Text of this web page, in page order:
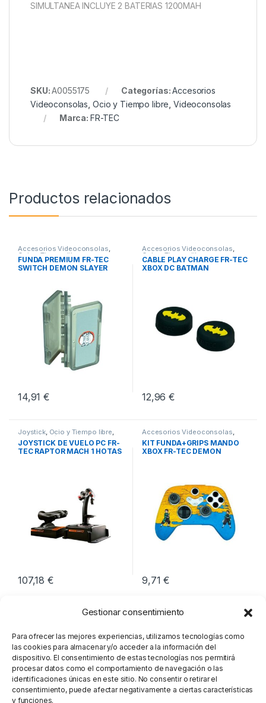
Gestionar consentimiento
Para ofrecer las mejores experiencias, utilizamos tecnologías como
las cookies para almacenar y/o acceder a la información del
dispositivo. El consentimiento de estas tecnologías nos permitirá
procesar datos como el comportamiento de navegación o las
identificaciones únicas en este sitio. No consentir o retirar el
consentimiento, puede afectar negativamente a ciertas características
y funciones.
SIMULTANEA INCLUYE 2 BATERIAS 1200MAH
SKU:A0055175 Categorías:Accesorios
Videoconsolas Ocio y Tiempo libre Videoconsolas
Marca: FR-TEC
Productos relacionados
Accesorios Videoconsolas,
Ocio y Tiempo libre ,
Videoconsolas
FUNDA PREMIUM FR-TEC
SWITCH DEMON SLAYER
14,91€
Accesorios Videoconsolas,
Ocio y Tiempo libre,
Videoconsolas
CABLE PLAY CHARGE FR-TEC
XBOX DC BATMAN
12,96€
Joystick, Ocio y Tiempo libre,
Otros Periféricos
JOYSTICK DE VUELO PC FR-
TEC RAPTOR MACH 1 HOTAS
107,18€
Accesorios Videoconsolas,
Ocio y Tiempo libre,
Videoconsolas
KIT FUNDA+GRIPS MANDO
XBOX FR-TEC DEMON
9,71€